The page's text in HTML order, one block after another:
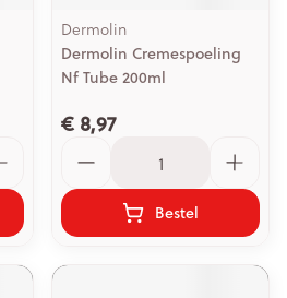
Dermolin
Dermolin Cremespoeling
Nf Tube 200ml
€ 8,97
Bestel